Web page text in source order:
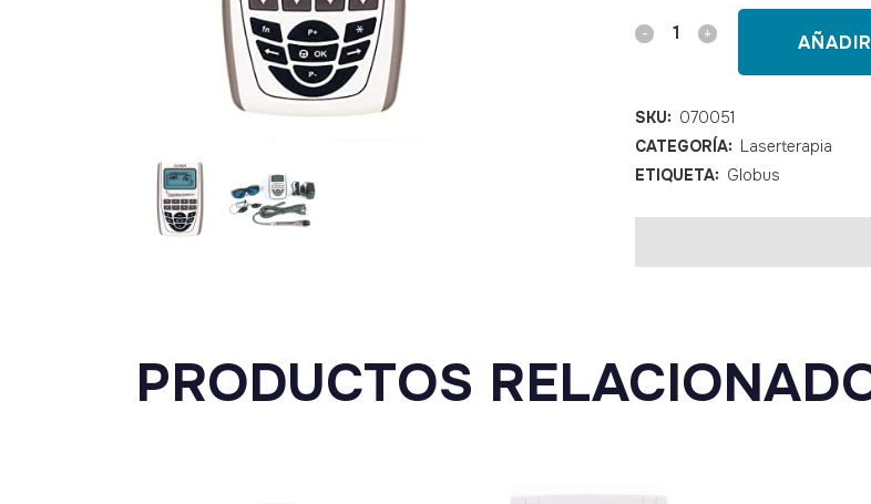
Laser
Physiolaser
500
SKU: 070051
CATEGORÍA: Laserterapia
ETIQUETA: Globus
PRODUCTOS